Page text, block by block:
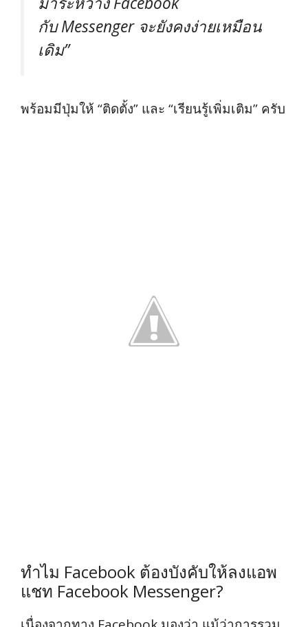
กับ Messenger จะยังคงง่ายเหมือน
เดิม”
พร้อมมีปุ่มให้ “ติดตั้ง” และ “เรียนรู้เพิ่มเติม” ครับ
ทำไม Facebook ต้องบังคับให้ลงแอพ
แชท Facebook Messenger?